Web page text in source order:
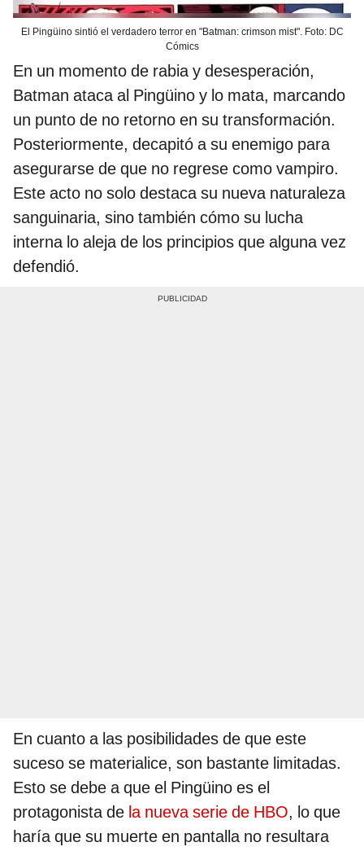
El Pingüino sintió el verdadero terror en "Batman: crimson mist". Foto: DC
Cómics
En un momento de rabia y desesperación,
Batman ataca al Pingüino y lo mata, marcando
un punto de no retorno en su transformación.
Posteriormente, decapitó a su enemigo para
asegurarse de que no regrese como vampiro.
Este acto no solo destaca su nueva naturaleza
sanguinaria, sino también cómo su lucha
interna lo aleja de los principios que alguna vez
defendió.
En cuanto a las posibilidades de que este
suceso se materialice, son bastante limitadas.
Esto se debe a que el Pingüino es el
protagonista de la nueva serie de HBO, lo que
haría que su muerte en pantalla no resultara